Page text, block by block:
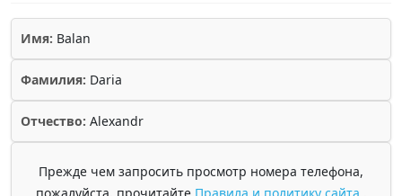
Имя: Balan
Фамилия: Daria
Отчество: Alexandr
Прежде чем запросить просмотр номера телефона,